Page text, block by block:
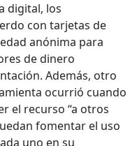
digital, los
con tarjetas de
anónima para
de dinero
Además, otro
ocurrió cuando
el recurso “a otros
fomentar el uso
uno en su